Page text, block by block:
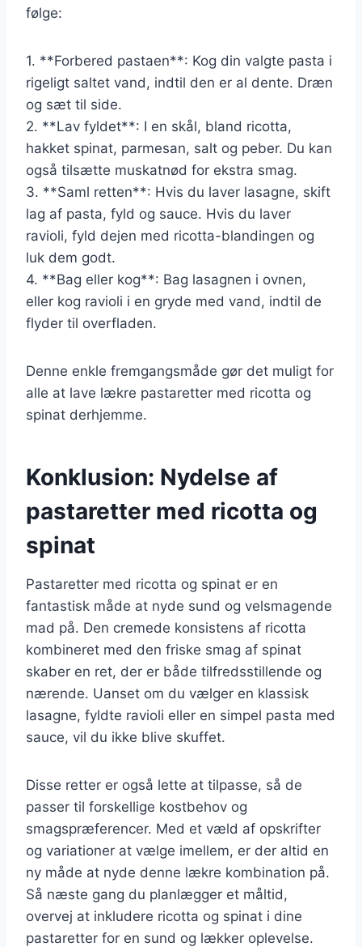
følge:
1. **Forbered pastaen**: Kog din valgte pasta i
rigeligt saltet vand, indtil den er al dente. Dræn
og sæt til side.
2. **Lav fyldet**: I en skål, bland ricotta,
hakket spinat, parmesan, salt og peber. Du kan
også tilsætte muskatnød for ekstra smag.
3. **Saml retten**: Hvis du laver lasagne, skift
lag af pasta, fyld og sauce. Hvis du laver
ravioli, fyld dejen med ricotta-blandingen og
luk dem godt.
4. **Bag eller kog**: Bag lasagnen i ovnen,
eller kog ravioli i en gryde med vand, indtil de
flyder til overfladen.
Denne enkle fremgangsmåde gør det muligt for
alle at lave lækre pastaretter med ricotta og
spinat derhjemme.
Konklusion: Nydelse af
pastaretter med ricotta og
spinat
Pastaretter med ricotta og spinat er en
fantastisk måde at nyde sund og velsmagende
mad på. Den cremede konsistens af ricotta
kombineret med den friske smag af spinat
skaber en ret, der er både tilfredsstillende og
nærende. Uanset om du vælger en klassisk
lasagne, fyldte ravioli eller en simpel pasta med
sauce, vil du ikke blive skuffet.
Disse retter er også lette at tilpasse, så de
passer til forskellige kostbehov og
smagspræferencer. Med et væld af opskrifter
og variationer at vælge imellem, er der altid en
ny måde at nyde denne lækre kombination på.
Så næste gang du planlægger et måltid,
overvej at inkludere ricotta og spinat i dine
pastaretter for en sund og lækker oplevelse.